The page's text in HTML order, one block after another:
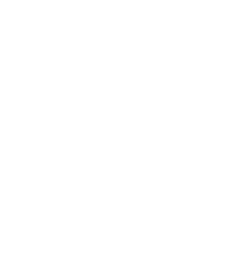
is created.
れましたか?
ります。